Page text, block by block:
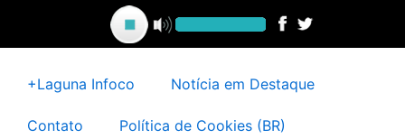
conteúdo
+Laguna Infoco Notícia em Destaque
Contato Política de Cookies (BR)